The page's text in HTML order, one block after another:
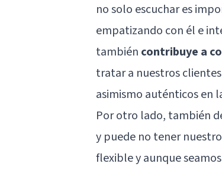
no solo escuchar es
empatizando con él e
también contribuye a
tratar a nuestros
asimismo auténticos en
Por otro lado, también
y puede no tener
flexible y aunque